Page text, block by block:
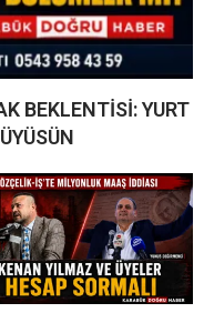
BEKLENTİSİ: YURT